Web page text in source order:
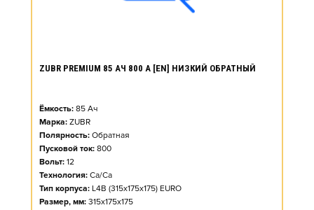
ZUBR PREMIUM 85 АЧ 800 А [EN] НИЗКИЙ ОБРАТНЫЙ
Ёмкость: 85 Ач
Марка: ZUBR
Полярность: Обратная
Пусковой ток: 800
Вольт: 12
Технология: Ca/Ca
Тип корпуса: L4B (315x175x175) EURO
Размер, мм: 315x175x175